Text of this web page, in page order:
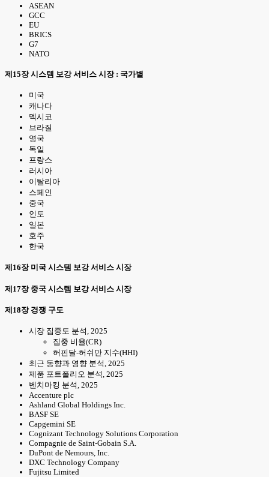
ASEAN
GCC
EU
BRICS
G7
NATO
제15장 시스템 보강 서비스 시장 : 국가별
미국
캐나다
멕시코
브라질
영국
독일
프랑스
러시아
이탈리아
스페인
중국
인도
일본
호주
한국
제16장 미국 시스템 보강 서비스 시장
제17장 중국 시스템 보강 서비스 시장
제18장 경쟁 구도
시장 집중도 분석, 2025
집중 비율(CR)
허핀달-허쉬만 지수(HHI)
최근 동향과 영향 분석, 2025
제품 포트폴리오 분석, 2025
벤치마킹 분석, 2025
Accenture plc
Ashland Global Holdings Inc.
BASF SE
Capgemini SE
Cognizant Technology Solutions Corporation
Compagnie de Saint-Gobain S.A.
DuPont de Nemours, Inc.
DXC Technology Company
Fujitsu Limited